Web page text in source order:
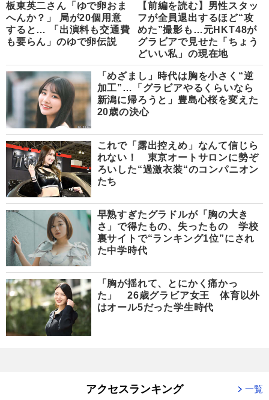
板東英二さん「ゆで卵おま
へんか？」 局が20個用意
すると… 「出演料も交通費
も要らん」のゆで卵伝説
【前編を読む】男性スタッ
フが全員退出するほど“攻
めた”撮影も…元HKT48が
グラビアで見せた「ちょう
どいい私」の現在地
「めざまし」時代は胸を小さく“逆
加工”…「グラビアやるくらいなら
新潟に帰ろうと」豊島心桜を変えた
20歳の決心
これで「露出控えめ」なんて信じら
れない！ 東京オートサロンに勢ぞ
ろいした“過激衣装“のコンパニオン
たち
早熟すぎたグラドルが「胸の大き
さ」で得たもの、失ったもの 学校
裏サイトで“ランキング1位”にされ
た中学時代
「胸が揺れて、とにかく痛かっ
た」 26歳グラビア女王 体育以外
はオール5だった学生時代
アクセスランキング 一覧